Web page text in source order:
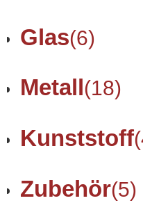
Glas(6)
Metall(18)
Kunststoff
Zubehör(5)